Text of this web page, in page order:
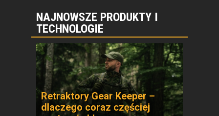
NAJNOWSZE PRODUKTY I
TECHNOLOGIE
Retraktory Gear Keeper –
dlaczego coraz częściej